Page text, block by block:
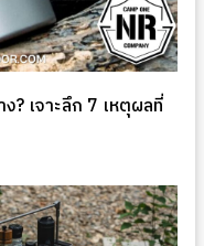
? เจาะลึก 7 เหตุผลที่